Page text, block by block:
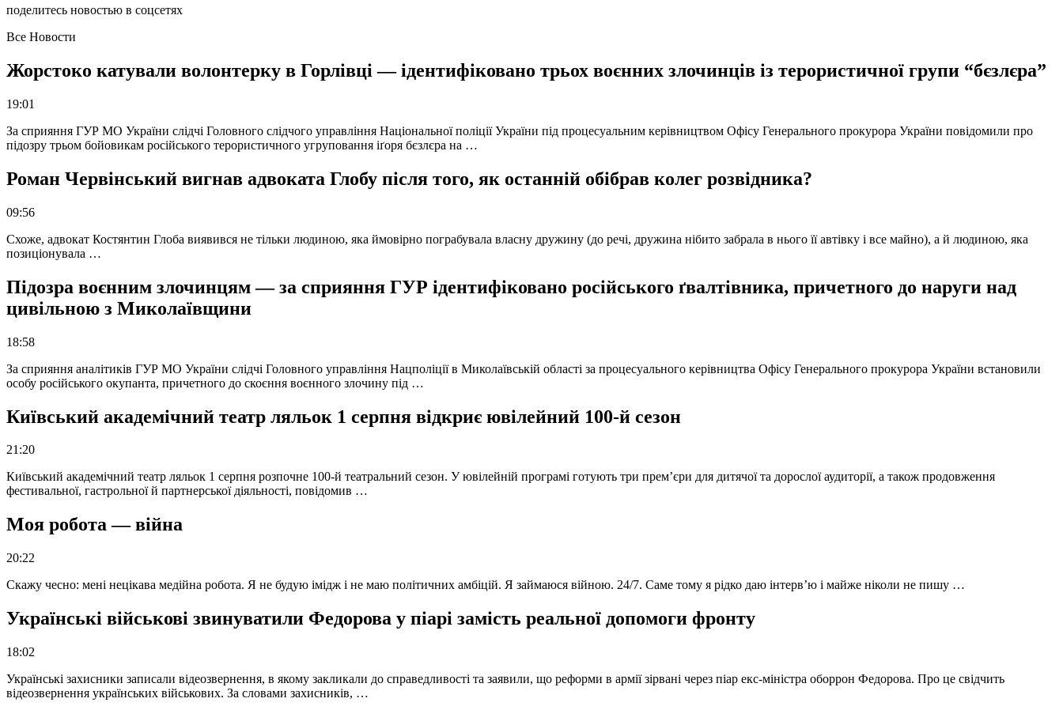
поделитесь новостью в соцсетях
Все Новости
Жорстоко катували волонтерку в Горлівці — ідентифіковано трьох воєнних злочинців із терористичної групи “бєзлєра”
19:01
За сприяння ГУР МО України слідчі Головного слідчого управління Національної поліції України під процесуальним керівництвом Офісу Генерального прокурора України повідомили про
підозру трьом бойовикам російського терористичного угруповання іґоря бєзлєра на …
Роман Червінський вигнав адвоката Глобу після того, як останній обібрав колег розвідника?
09:56
Схоже, адвокат Костянтин Глоба виявився не тільки людиною, яка ймовірно пограбувала власну дружину (до речі, дружина нібито забрала в нього її автівку і все майно), а й людиною, яка
позиціонувала …
Підозра воєнним злочинцям — за сприяння ГУР ідентифіковано російського ґвалтівника, причетного до наруги над
цивільною з Миколаївщини
18:58
За сприяння аналітиків ГУР МО України слідчі Головного управління Нацполіції в Миколаївській області за процесуального керівництва Офісу Генерального прокурора України встановили
особу російського окупанта, причетного до скоєння воєнного злочину під …
Київський академічний театр ляльок 1 серпня відкриє ювілейний 100-й сезон
21:20
Київський академічний театр ляльок 1 серпня розпочне 100-й театральний сезон. У ювілейній програмі готують три прем’єри для дитячої та дорослої аудиторії, а також продовження
фестивальної, гастрольної й партнерської діяльності, повідомив …
Моя робота — війна
20:22
Скажу чесно: мені нецікава медійна робота. Я не будую імідж і не маю політичних амбіцій. Я займаюся війною. 24/7. Саме тому я рідко даю інтерв’ю і майже ніколи не пишу …
Українські військові звинуватили Федорова у піарі замість реальної допомоги фронту
18:02
Українські захисники записали відеозвернення, в якому закликали до справедливості та заявили, що реформи в армії зірвані через піар екс-міністра оборрон Федорова. Про це свідчить
відеозвернення українських військових. За словами захисників, …